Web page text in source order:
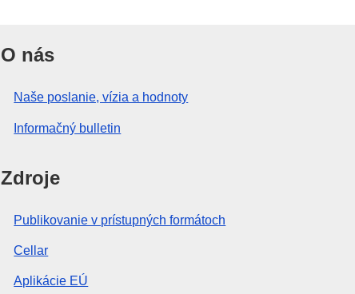
O nás
Naše poslanie, vízia a hodnoty
Informačný bulletin
Zdroje
Publikovanie v prístupných formátoch
Cellar
Aplikácie EÚ